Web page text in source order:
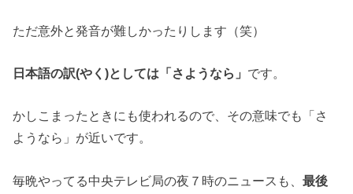
ただ意外と発音が難しかったりします（笑）
日本語の訳(やく)としては「さようなら」 です。
かしこまったときにも使われるので、その意味でも「さ
ようなら」が近いです。
毎晩やってる中央テレビ局の夜７時のニュースも、最後